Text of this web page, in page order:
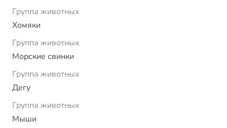
Группа животных
Хомяки
Группа животных
Морские свинки
Группа животных
Дегу
Группа животных
Мыши